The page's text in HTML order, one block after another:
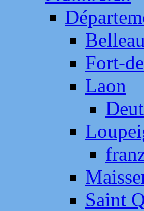
Fort-
Laon
Saint